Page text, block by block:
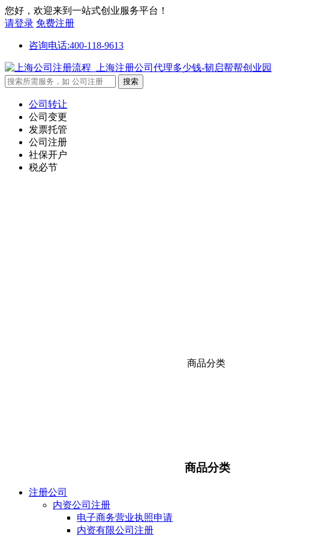
您好，欢迎来到一站式创业服务平台！
请登录 免费注册
咨询电话:400-118-9613
公司转让
公司变更
发票托管
公司注册
社保开户
税必节
商品分类
商品分类
注册公司
内资公司注册
电子商务营业执照申请
内资有限公司注册